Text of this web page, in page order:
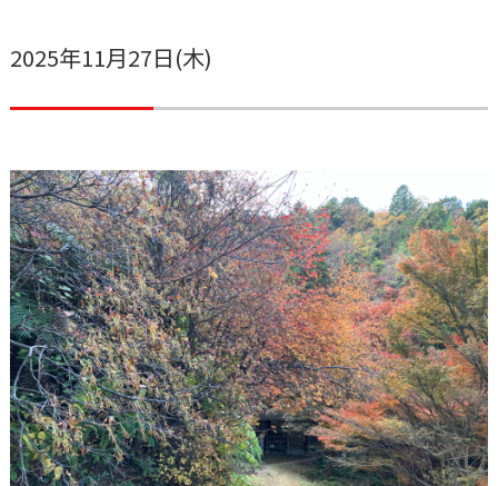
2025年11月27日(木)